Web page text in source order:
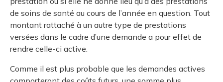
de soins de santé au cours de l’année en question. Tout
montant rattaché à un autre type de prestations
versées dans le cadre d’une demande a pour effet de
rendre celle-ci active.
Comme il est plus probable que les demandes actives